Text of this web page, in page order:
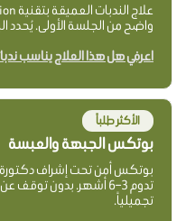
واضح من الجلسة الأولى. يُحدد
اعرفي هل هذا العلاج يناسب
الأكثر طلباً
بوتكس الجبهة والعبسة
بوتكس أمن تحت إشراف
تدوم 3–6 أشهر. بدون
تجميلياً.